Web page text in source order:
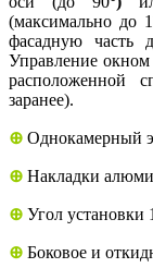
(максимально до
фасадную часть
Управление
расположенной
заранее).
⊕ Однокамерный
⊕ Накладки
⊕ Угол установки
⊕ Боковое и